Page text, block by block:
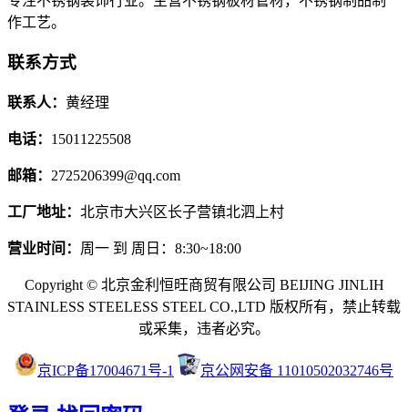
作工艺。
联系方式
联系人： 黄经理
电话： 15011225508
邮箱： 2725206399@qq.com
工厂地址： 北京市大兴区长子营镇北泗上村
营业时间： 周一 到 周日：8:30~18:00
Copyright © 北京金利恒旺商贸有限公司 BEIJING JINLIH
STAINLESS STEELESS STEEL CO.,LTD 版权所有，禁止转载
或采集，违者必究。
京ICP备17004671号-1 京公网安备 11010502032746号